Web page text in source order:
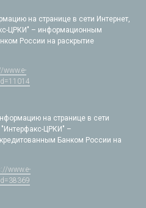
на странице в сети Интернет,
ЦРКИ" – информационным
России на раскрытие
www.e-
на странице в сети
ЦРКИ" –
Банком России на
www.e-